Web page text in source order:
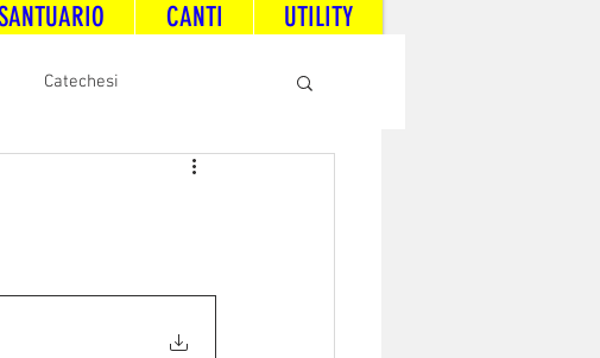
CANTI UTILITY
Catechesi
Radio Dream Together